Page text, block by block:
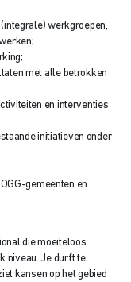
werkgroepen,
met alle betrokken
en interventies
initiatieven onder
gemeenten en
die moeiteloos
niveau. Je durft te
kansen op het gebied